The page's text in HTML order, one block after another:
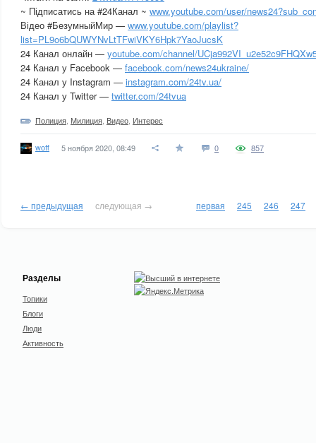
~ Підписатись на #24Канал ~ www.youtube.com/user/
Відео #БезумныйМир — www.youtube.com/playlist?
list=PL9o6bQUWYNvLtTFwiVKY6Hpk7YaoJucsK
24 Канал онлайн — youtube.com/channel/
24 Канал у Facebook — facebook.com/news24ukraine/
24 Канал у Instagram — instagram.com/24tv.ua/
24 Канал у Twitter — twitter.com/24tvua
Полиция Милиция Видео Интерес
woff 5 ноября 2020, 08:49 0 857
← предыдущая следующая → первая 245 246 247
Разделы
Топики
Блоги
Люди
Активность